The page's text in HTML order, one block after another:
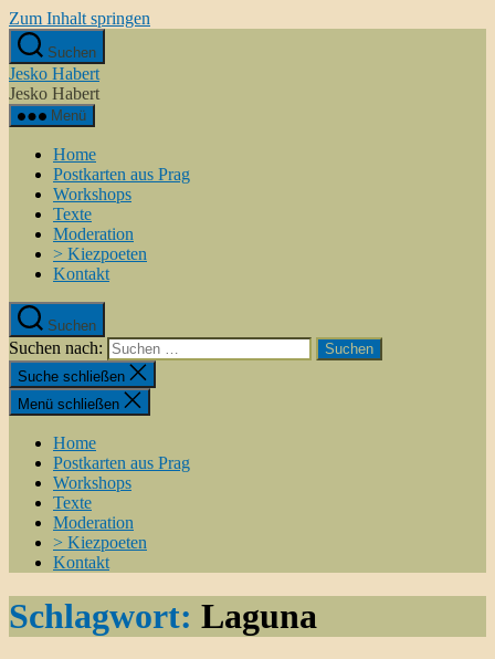
Zum Inhalt springen
Suchen
Jesko Habert
Jesko Habert
Menü
Home
Postkarten aus Prag
Workshops
Texte
Moderation
> Kiezpoeten
Kontakt
Suchen
Suchen nach:
Suche schließen
Menü schließen
Home
Postkarten aus Prag
Workshops
Texte
Moderation
> Kiezpoeten
Kontakt
Schlagwort: Laguna